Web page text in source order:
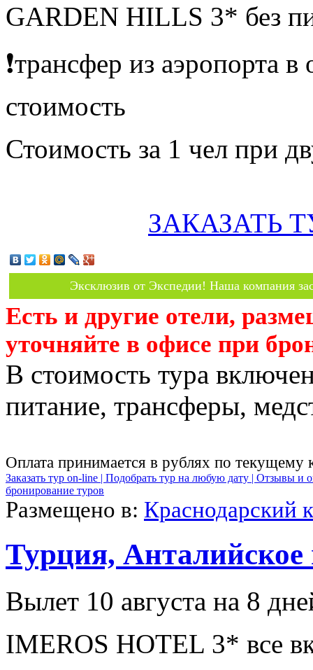
GARDEN HILLS 3* без
❗️трансфер из аэропорта
стоимость
Стоимость за 1 чел при
ЗАКАЗАТЬ
Эксклюзив от Экспедии! Наша компания
Есть и другие отели,
уточняйте в офисе при
В стоимость тура
питание, трансферы,
Оплата принимается в рублях по текущему
Заказать тур on-line | Подобрать тур на любую дату | Отзывы и
бронирование туров
Размещено в: Краснодарский
Турция, Анталийское
Вылет 10 августа на 8
IMEROS HOTEL 3* все